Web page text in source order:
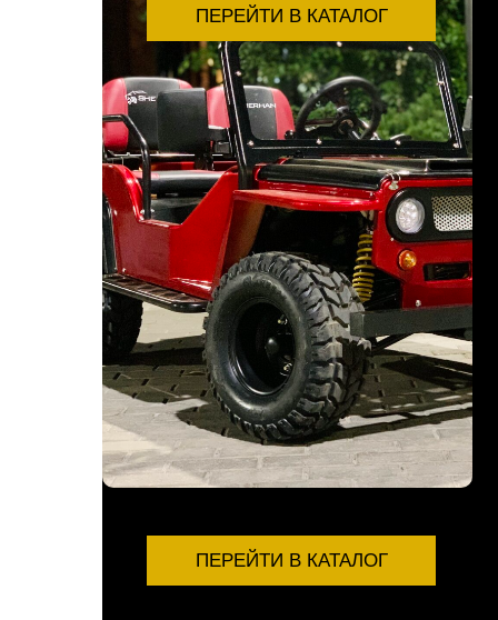
ПЕРЕЙТИ В КАТАЛОГ
ПЕРЕЙТИ В КАТАЛОГ